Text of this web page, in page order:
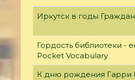
Иркутск в годы
Гордость библиотеки -
Pocket Vocabulary
К дню рождения Гарри